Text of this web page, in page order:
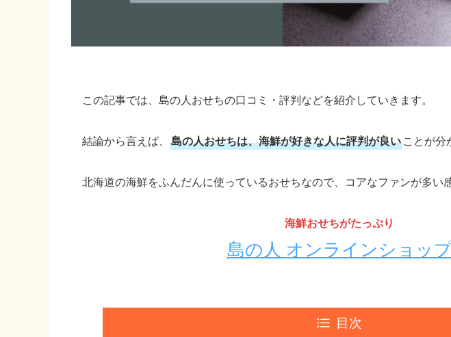
この記事では、島の人おせちの口コミ・評判などを紹介していきます。
結論から言えば、 島の人おせちは、海鮮が好きな人に評判が良いことが分
北海道の海鮮をふんだんに使っているおせちなので、コアなファンが多い
海鮮おせちがたっぷり
島の人 オンラインショッ
目次